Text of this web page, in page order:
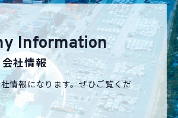
Information
会社情報
情報になります。ぜひご覧くだ